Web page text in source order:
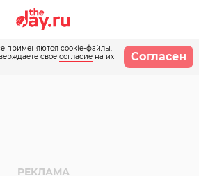
применяются cookie-файлы.
свое согласие на их
Согласен